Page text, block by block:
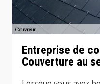
Entreprise de
Couverture au